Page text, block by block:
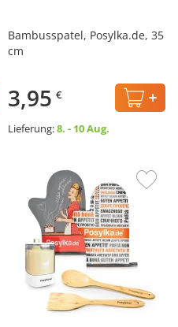
Bambusspatel, Posylka.de, 35
cm
3,95 €
Lieferung:8. - 10 Aug.